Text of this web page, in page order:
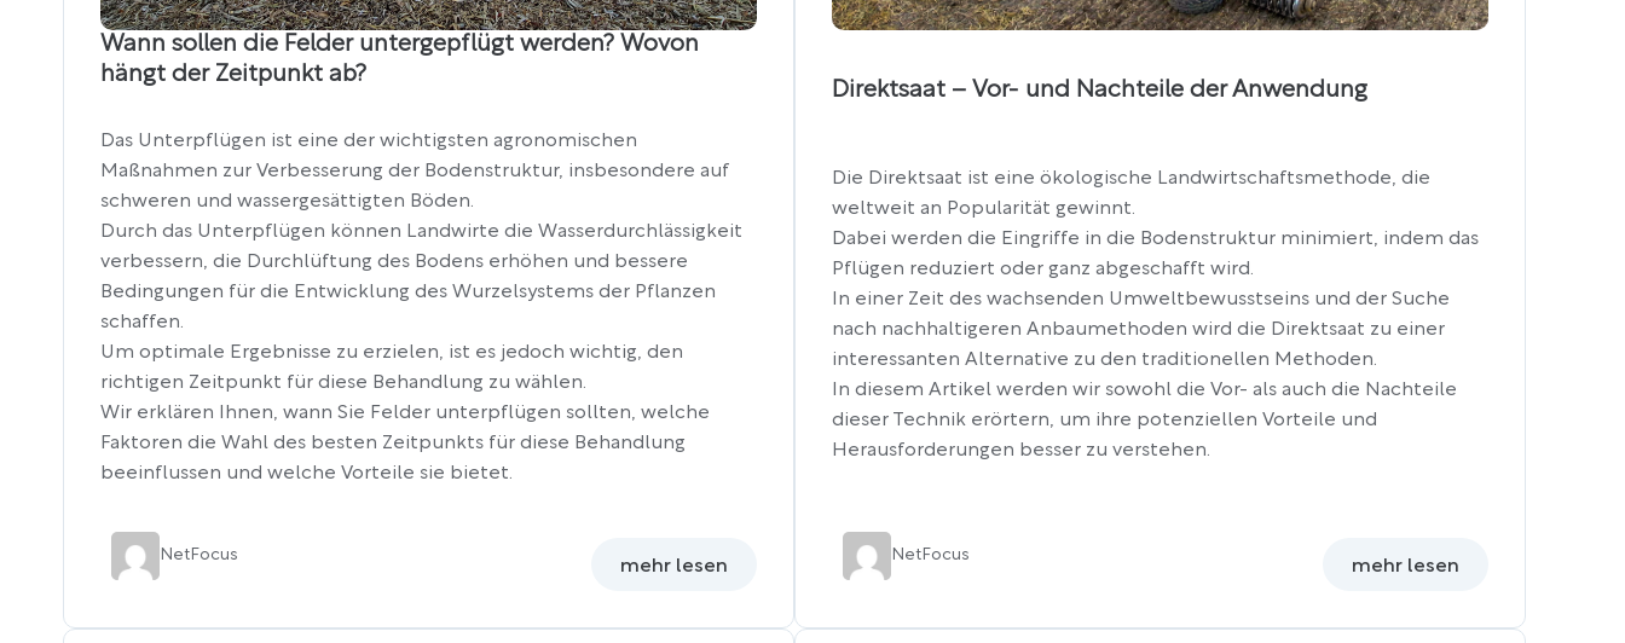
Wann sollen die Felder untergepflügt werden? Wovon
hängt der Zeitpunkt ab?
Das Unterpflügen ist eine der wichtigsten agronomischen
Maßnahmen zur Verbesserung der Bodenstruktur, insbesondere auf
schweren und wassergesättigten Böden.
Durch das Unterpflügen können Landwirte die Wasserdurchlässigkeit
verbessern, die Durchlüftung des Bodens erhöhen und bessere
Bedingungen für die Entwicklung des Wurzelsystems der Pflanzen
schaffen.
Um optimale Ergebnisse zu erzielen, ist es jedoch wichtig, den
richtigen Zeitpunkt für diese Behandlung zu wählen.
Wir erklären Ihnen, wann Sie Felder unterpflügen sollten, welche
Faktoren die Wahl des besten Zeitpunkts für diese Behandlung
beeinflussen und welche Vorteile sie bietet.
mehr lesen
NetFocus
Direktsaat – Vor- und Nachteile der Anwendung
Die Direktsaat ist eine ökologische Landwirtschaftsmethode, die
weltweit an Popularität gewinnt.
Dabei werden die Eingriffe in die Bodenstruktur minimiert, indem das
Pflügen reduziert oder ganz abgeschafft wird.
In einer Zeit des wachsenden Umweltbewusstseins und der Suche
nach nachhaltigeren Anbaumethoden wird die Direktsaat zu einer
interessanten Alternative zu den traditionellen Methoden.
In diesem Artikel werden wir sowohl die Vor- als auch die Nachteile
dieser Technik erörtern, um ihre potenziellen Vorteile und
Herausforderungen besser zu verstehen.
mehr lesen
NetFocus